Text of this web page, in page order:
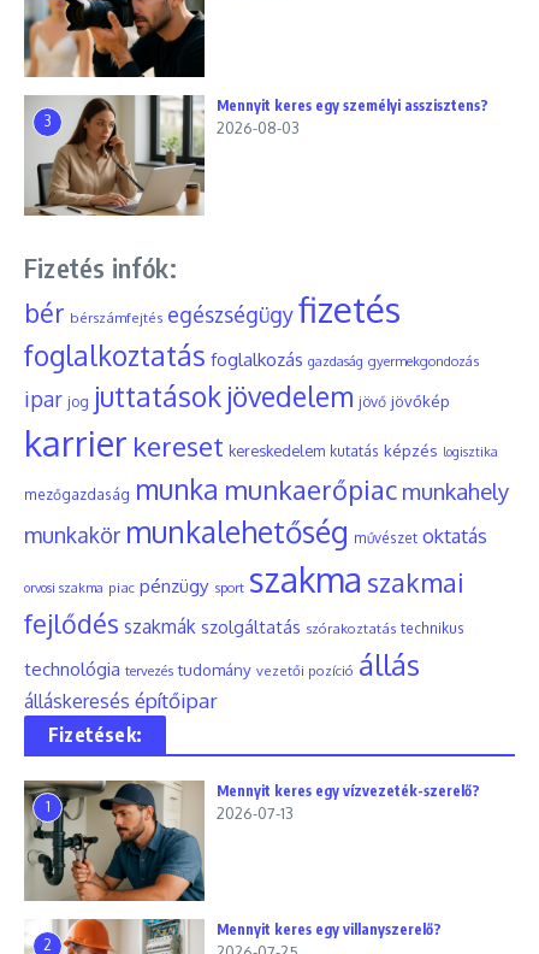
3
Mennyit keres egy személyi asszisztens?
2026-08-03
Fizetés infók:
bér bérszámfejtés egészségügyfizetés
foglalkoztatás foglalkozás gazdaság gyermekgondozás
ipar jog juttatások jövedelem jövő jövőkép
karrier kereset kereskedelem kutatás képzés logisztika
mezőgazdaság munka munkaerőpiac munkahely
munkakör munkalehetőség művészet oktatás
orvosi szakma piac pénzügy sport szakma szakmai
fejlődés szakmák szolgáltatás szórakoztatás technikus
technológia tervezés tudomány vezetői pozíció állás
álláskeresés építőipar
Fizetések:
1
Mennyit keres egy vízvezeték-szerelő?
2026-07-13
2
Mennyit keres egy villanyszerelő?